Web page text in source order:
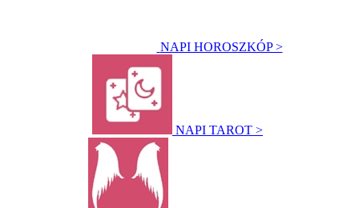
NAPI HOROSZKÓP >
NAPI TAROT >